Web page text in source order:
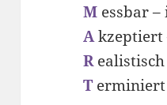
M essbar –
Akzeptiert
R
Terminiert